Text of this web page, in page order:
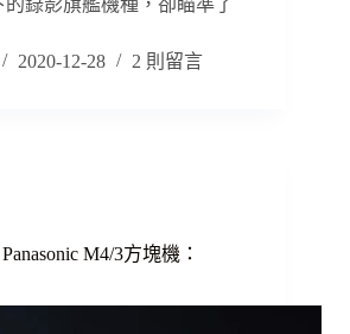
錄影旗艦機種，卻瞄準了
2020-12-28 2 則留言
M4/3方塊機：